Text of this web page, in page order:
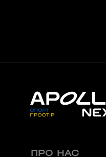
вулиця Героїв
ПРО НАС